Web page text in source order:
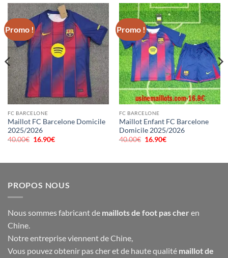
Promo !
FC BARCELONE
Maillot FC Barcelone Domicile
2025/2026
40.00€ Le
16.90€Le
Promo !
FC BARCELONE
Maillot Enfant FC Barcelone
Domicile 2025/2026
40.00€ Le
16.90€Le
PROPOS NOUS
Nous sommes fabricant de maillots de foot pas cher en
Chine.
Notre entreprise viennent de Chine,
Vous pouvez obtenir pas cher et de haute qualité maillot de